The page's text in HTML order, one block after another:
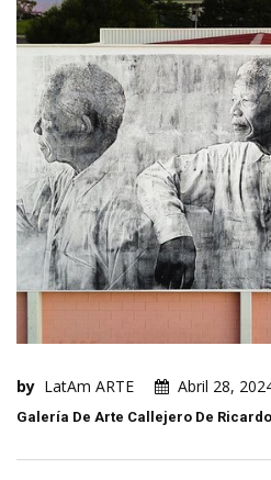
by LatAm ARTE Abril 28,
Galería De Arte Callejero De